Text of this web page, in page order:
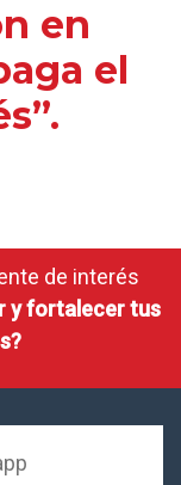
en
el
de interés
y fortalecer tus